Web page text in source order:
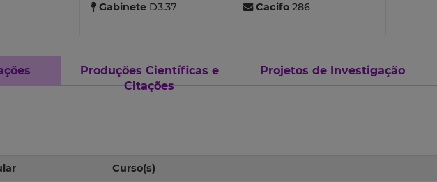
GabineteD3.37 Cacifo286
Produções Científicas e
Citações
Projetos de Investigação
Curso(s)